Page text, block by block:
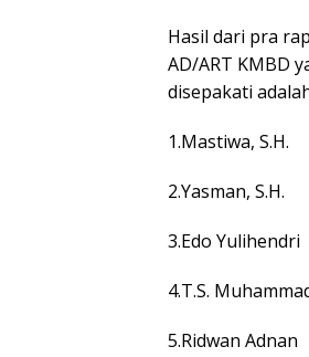
Hasil dari pra
AD/ART KMBD
disepakati
1.Mastiwa, S.H.
2.Yasman, S.H.
3.Edo Yulihendri
4.T.S.
5.Ridwan Adnan